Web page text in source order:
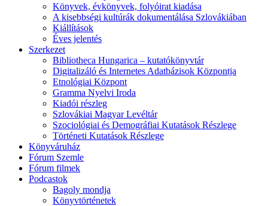
Könyvek, évkönyvek, folyóirat kiadása
A kisebbségi kultúrák dokumentálása Szlovákiában
Kiállítások
Éves jelentés
Szerkezet
Bibliotheca Hungarica – kutatókönyvtár
Digitalizáló és Internetes Adatbázisok Központja
Etnológiai Központ
Gramma Nyelvi Iroda
Kiadói részleg
Szlovákiai Magyar Levéltár
Szociológiai és Demográfiai Kutatások Részlege
Történeti Kutatások Részlege
Könyváruház
Fórum Szemle
Fórum filmek
Podcastok
Bagoly mondja
Könyvtörténetek